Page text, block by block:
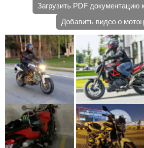
Загрузить PDF документацию
Добавить видео о